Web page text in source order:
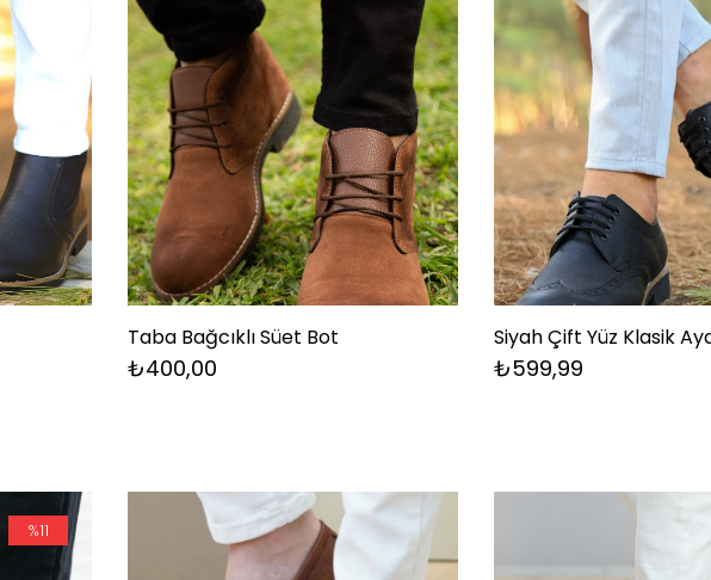
Taba Bağcıklı Süet Bot
₺400,00
Siyah Çift Yüz Klasik
₺599,99
%11